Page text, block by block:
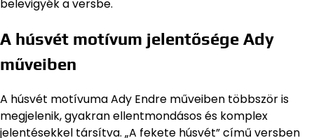
belevigyék a versbe.
A húsvét motívum jelentősége Ady
műveiben
A húsvét motívuma Ady Endre műveiben többször is
megjelenik, gyakran ellentmondásos és komplex
jelentésekkel társítva. „A fekete húsvét” című versben